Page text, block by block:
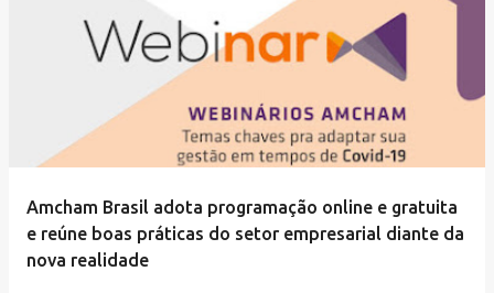
Amcham Brasil adota programação online e gratuita
e reúne boas práticas do setor empresarial diante da
nova realidade